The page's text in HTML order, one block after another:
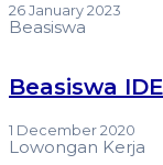
26 January 2023
Beasiswa
Beasiswa
1 December 2020
Lowongan Kerja